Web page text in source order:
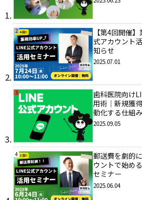
2
【第4回開催
式アカウント
知らせ
2025.07.01
3
歯科医院向け
用術｜新規獲
動化する仕組み
2025.09.05
4
郵送費を劇的
ウントで始め
セミナー
2025.06.04